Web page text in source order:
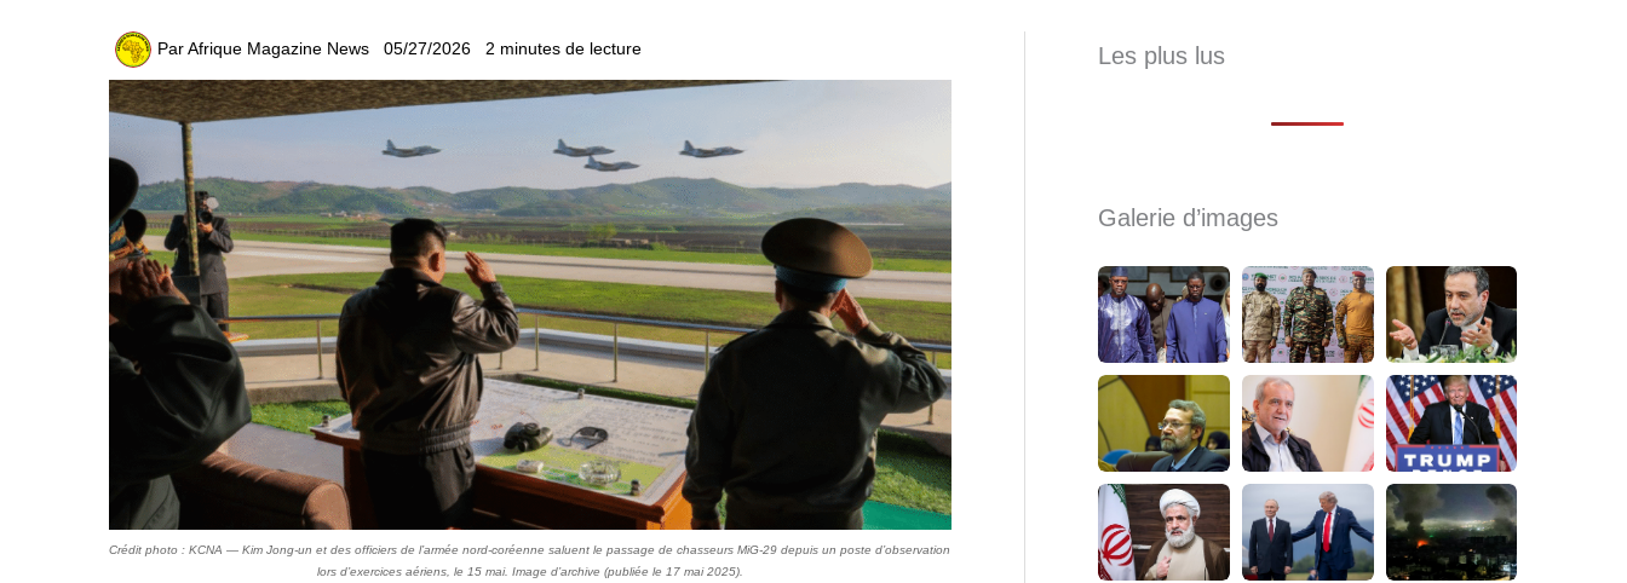
ParAfrique Magazine News 05/27/2026 2 minutes de lecture
Crédit photo : KCNA — Kim Jong-un et des officiers de l’armée nord-coréenne saluent le passage de chasseurs MiG-29 depuis un poste d’observation
lors d’exercices aériens, le 15 mai. Image d’archive (publiée le 17 mai 2025).
Les plus lus
Galerie d’images